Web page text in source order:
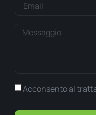
Acconsento al